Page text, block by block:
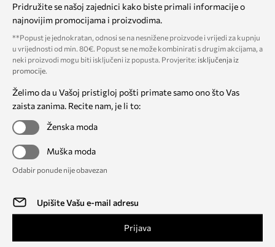
Pridružite se našoj zajednici kako biste primali informacije o
najnovijim promocijama i proizvodima.
**Popust je jednokratan, odnosi se na nesnižene proizvode i vrijedi za kupnju
u vrijednosti od min. 80€. Popust se ne može kombinirati s drugim akcijama, a
neki proizvodi mogu biti isključeni iz popusta. Provjerite: isključenja iz
promocije.
Želimo da u Vašoj pristigloj pošti primate samo ono što Vas
zaista zanima. Recite nam, je li to:
Ženska moda
Muška moda
Odabir ponude nije obavezan
Prijava